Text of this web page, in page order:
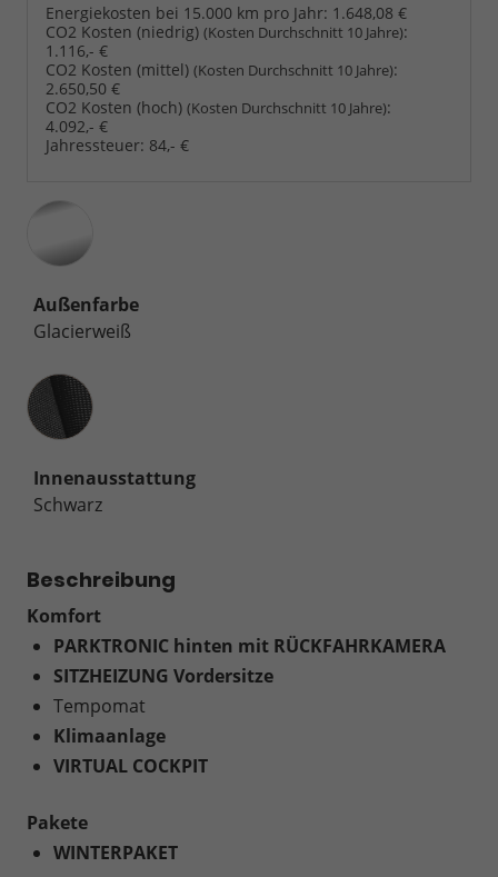
Energiekosten bei 15.000 km pro Jahr: 1.648,08 €
CO2 Kosten (niedrig) (Kosten Durchschnitt 10 Jahre):
1.116,- €
CO2 Kosten (mittel) (Kosten Durchschnitt 10 Jahre):
2.650,50 €
CO2 Kosten (hoch) (Kosten Durchschnitt 10 Jahre):
4.092,- €
Jahressteuer: 84,- €
Außenfarbe
Glacierweiß
Innenausstattung
Innenausstattung
Schwarz
Beschreibung
Komfort
PARKTRONIC hinten mit RÜCKFAHRKAMERA
SITZHEIZUNG Vordersitze
Tempomat
Klimaanlage
VIRTUAL COCKPIT
Pakete
WINTERPAKET